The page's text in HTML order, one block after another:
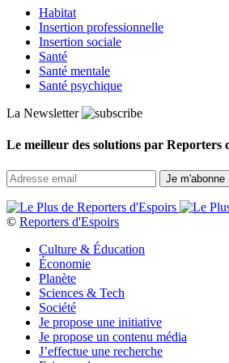
Habitat
Insertion professionnelle
Insertion sociale
Santé
Santé mentale
Santé psychique
La Newsletter
Le meilleur des solutions par Reporters
© Reporters d'Espoirs
Culture & Éducation
Économie
Planète
Sciences & Tech
Société
Je propose une initiative
Je propose un contenu média
J’effectue une recherche